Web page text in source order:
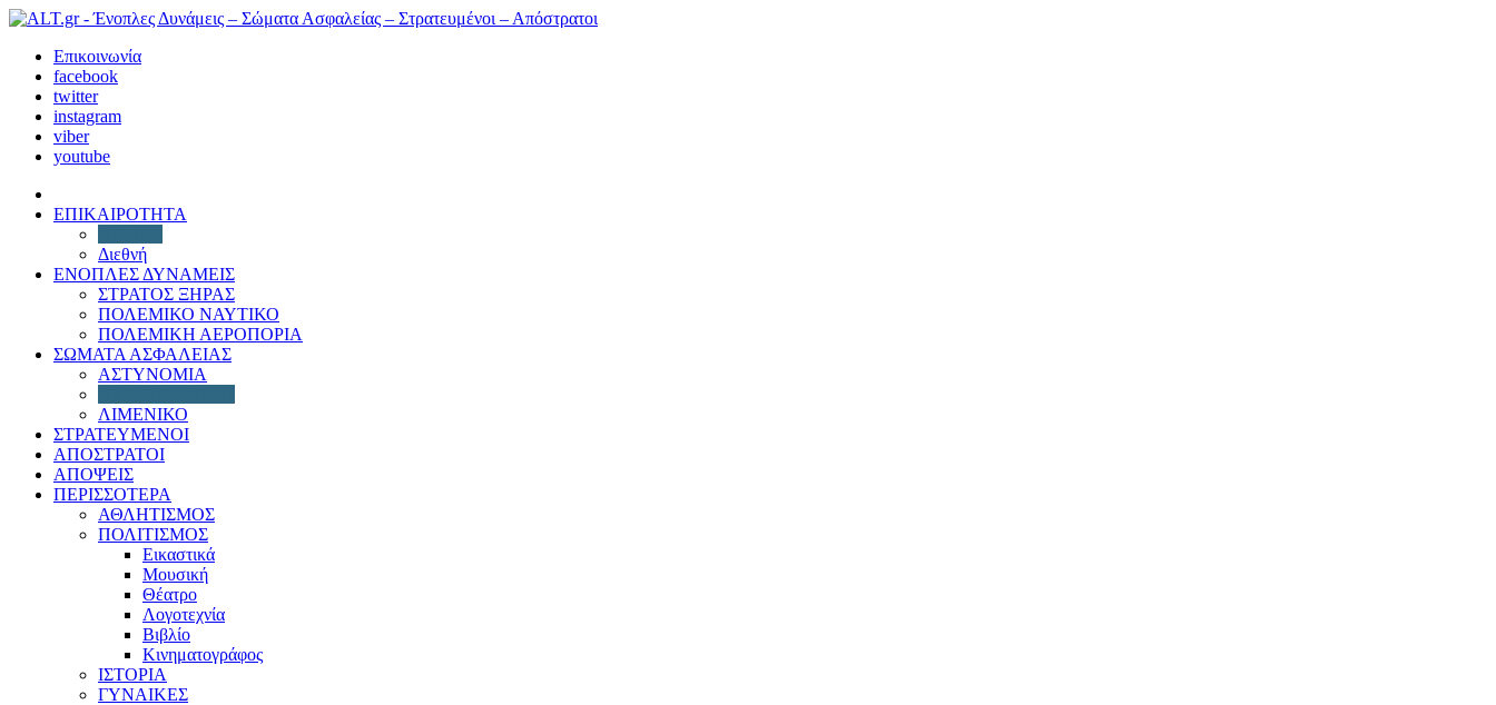
Επικοινωνία
facebook
twitter
instagram
viber
youtube
ΕΠΙΚΑΙΡΟΤΗΤΑ
Διεθνή
ΕΝΟΠΛΕΣ ΔΥΝΑΜΕΙΣ
ΣΤΡΑΤΟΣ ΞΗΡΑΣ
ΠΟΛΕΜΙΚΟ ΝΑΥΤΙΚΟ
ΠΟΛΕΜΙΚΗ ΑΕΡΟΠΟΡΙΑ
ΣΩΜΑΤΑ ΑΣΦΑΛΕΙΑΣ
ΑΣΤΥΝΟΜΙΑ
ΛΙΜΕΝΙΚΟ
ΣΤΡΑΤΕΥΜΕΝΟΙ
ΑΠΟΣΤΡΑΤΟΙ
ΑΠΟΨΕΙΣ
ΠΕΡΙΣΣΟΤΕΡΑ
ΑΘΛΗΤΙΣΜΟΣ
ΠΟΛΙΤΙΣΜΟΣ
Εικαστικά
Μουσική
Θέατρο
Λογοτεχνία
Βιβλίο
Κινηματογράφος
ΙΣΤΟΡΙΑ
ΓΥΝΑΙΚΕΣ